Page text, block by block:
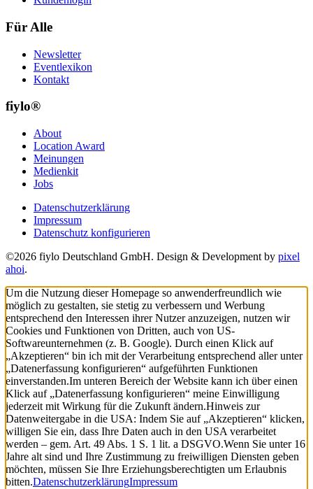
Für Alle
Newsletter
Eventlexikon
Kontakt
fiylo®
About
Location Award
Meinungen
Medienkit
Jobs
Datenschutzerklärung
Impressum
Datenschutz konfigurieren
©2026 fiylo Deutschland GmbH. Design & Development by pixel
ahoi.
Um die Nutzung dieser Homepage so anwenderfreundlich wie
möglich zu gestalten, sie stetig zu verbessern und Werbung
entsprechend den Interessen ihrer Nutzer anzuzeigen, nutzen wir
Cookies und Funktionen von Dritten, auch von US-
Softwareunternehmen (z. B. Google). Durch einen Klick auf
„Akzeptieren“ bin ich mit der Verarbeitung entsprechend aller unter
„Datenerfassung konfigurieren“ aufgeführten Funktionen
einverstanden.Im unteren Bereich der Website kann ich über einen
Klick auf „Datenerfassung konfigurieren“ meine Einwilligung
jederzeit mit Wirkung für die Zukunft ändern.Hinweis zur
Datenweitergabe in die USA: Indem Sie auf „Akzeptieren“ klicken,
willigen Sie ein, dass Ihre Daten auch in den USA verarbeitet
werden – gem. Art. 49 Abs. 1 S. 1 lit. a DSGVO.Wenn Sie unter 16
Jahre alt sind und Ihre Zustimmung zu freiwilligen Diensten geben
möchten, müssen Sie Ihre Erziehungsberechtigten um Erlaubnis
bitten.DatenschutzerklärungImpressum